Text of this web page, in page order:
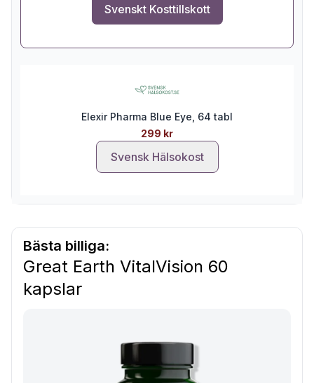
Svenskt Kosttillskott
Elexir Pharma Blue Eye, 64 tabl
299 kr
Svensk Hälsokost
Bästa billiga:
Great Earth VitalVision 60
kapslar